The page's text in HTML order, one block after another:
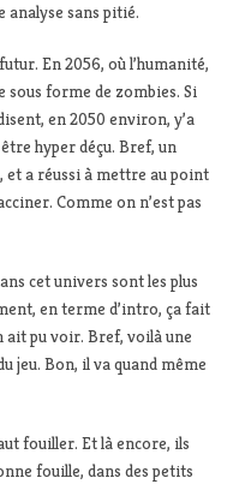
analyse sans pitié.
En 2056, où l’humanité,
sous forme de zombies. Si
en 2050 environ, y’a
hyper déçu. Bref, un
et a réussi à mettre au point
Comme on n’est pas
cet univers sont les plus
en terme d’intro, ça fait
ait pu voir. Bref, voilà une
jeu. Bon, il va quand même
fouiller. Et là encore, ils
fouille, dans des petits